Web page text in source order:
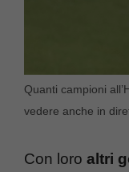
Quanti campioni
vedere anche in
Con loro altri